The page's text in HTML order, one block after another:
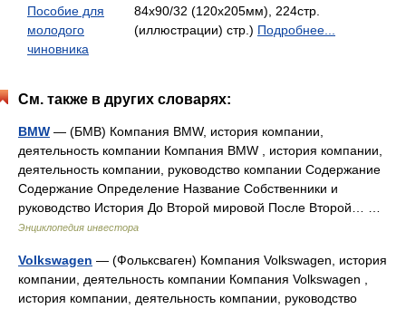
Пособие для
молодого
чиновника
84x90/32 (120x205мм), 224стр.
(иллюстрации) стр.) Подробнее...
См. также в других словарях:
BMW — (БМВ) Компания BMW, история компании,
деятельность компании Компания BMW , история компании,
деятельность компании, руководство компании Содержание
Содержание Определение Название Собственники и
руководство История До Второй мировой После Второй… …
Энциклопедия инвестора
Volkswagen — (Фольксваген) Компания Volkswagen, история
компании, деятельность компании Компания Volkswagen ,
история компании, деятельность компании, руководство